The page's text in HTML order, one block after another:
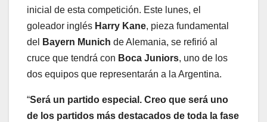
inicial de esta competición. Este lunes, el
goleador inglés Harry Kane, pieza fundamental
del
Bayern Munich de Alemania, se refirió al
cruce que tendrá con Boca Juniors, uno de los
dos equipos que representarán a la Argentina.
“Será un partido especial. Creo que será uno
de los partidos más destacados de toda la fase